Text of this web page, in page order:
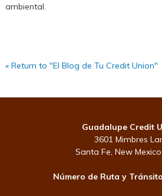
ambiental.
« Return to "El Blog de Tu Credit Union"
Guadalupe Credit
3601 Mimbres
Santa Fe, New
Número de Ruta y